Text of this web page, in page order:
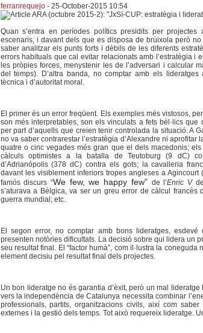
ferranrequejo- 25-October-2015 10:54
Quan s’entra en períodes polítics presidits per projectes
escenaris, i davant dels que es disposa de brúixola però
saber analitzar els punts forts i dèbils de les diferents
errors habituals que cal evitar relacionats amb l’estratègia i
les pròpies forces, menystenir les de l’adversari i calcular
del temps). D’altra banda, no comptar amb els
tècnica i d’autoritat moral.
El primer és un error freqüent. Els exemples més vistosos,
son més interpretables, son els vinculats a fets bèl·lics que
per part d’aquells que creien tenir controlada la situació. A
no va saber contrarestar l’estratègia d’Alexandre ni aprofitar
quatre o cinc vegades més gran que el dels macedonis;
càlculs optimistes a la batalla de Teutoburg (9 dC)
d’Adrianópolis (378 dC) contra els gots; la cavalleria
davant les visiblement inferiors tropes angleses a
famós discurs “We few, we happy few” de l’Enric Vde
s’aturava a Bèlgica, va ser un greu error de càlcul francès
guerra mundial; etc.
El segon error, no comptar amb bons lideratges,
presenten notòries dificultats. La decisió sobre qui lidera un
seu resultat final. El “factor humà”, com il·lustra la coneguda
element decisiu pel resultat final dels projectes.
Un bon lideratge no és garantia d’èxit, però un mal lideratge
vers la independència de Catalunya necessita combinar
professionals, partits, organitzacions civils, així com
externes i la gestió dels temps. Tot això requereix lideratge.